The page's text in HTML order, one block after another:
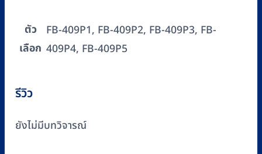
ตัว
เลือก
FB-409P1, FB-409P2, FB-409P3, FB-
409P4, FB-409P5
รีวิว
ยังไม่มีบทวิจารณ์